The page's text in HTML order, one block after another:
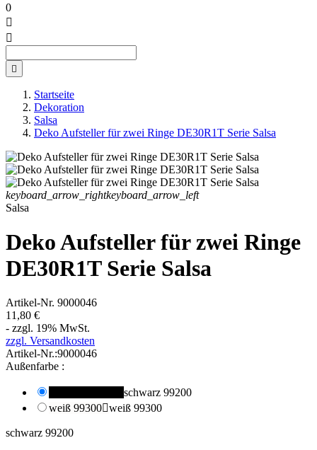
0



Startseite
Dekoration
Salsa
Deko Aufsteller für zwei Ringe DE30R1T Serie Salsa
keyboard_arrow_rightkeyboard_arrow_left
Salsa
Deko Aufsteller für zwei Ringe
DE30R1T Serie Salsa
Artikel-Nr. 9000046
11,80 €
- zzgl. 19% MwSt.
zzgl. Versandkosten
Artikel-Nr.:9000046
Außenfarbe :
schwarz 99200
weiß 99300weiß 99300
schwarz 99200